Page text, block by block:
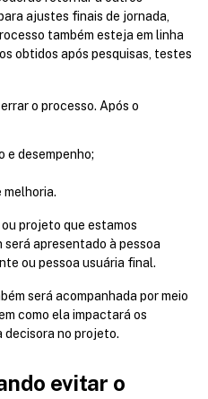
ajustes finais de jornada,
também esteja em linha
obtidos após pesquisas, testes
o processo. Após o
e desempenho;
projeto que estamos
será apresentado à pessoa
ou pessoa usuária final.
será acompanhada por meio
como ela impactará os
decisora no projeto.
evitar o